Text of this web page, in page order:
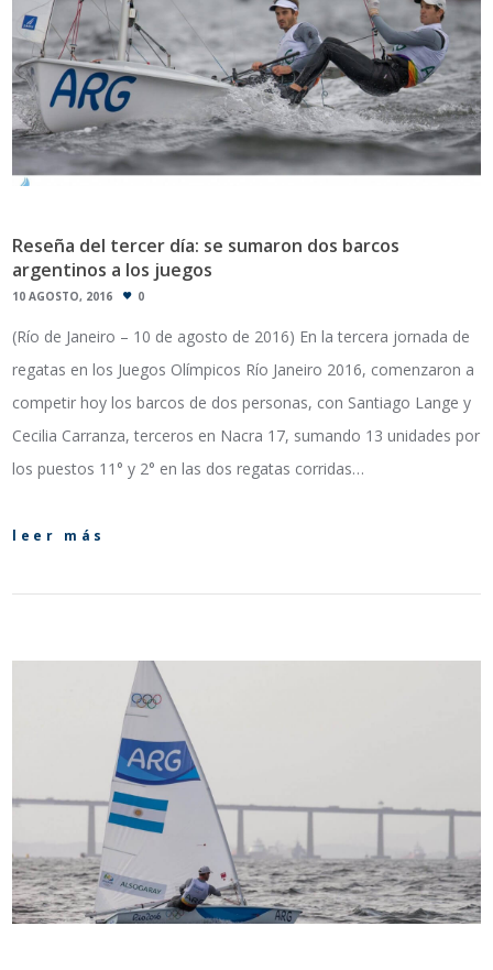
Reseña del tercer día: se sumaron dos barcos
argentinos a los juegos
10 AGOSTO, 2016 0
(Río de Janeiro – 10 de agosto de 2016) En la tercera jornada de
regatas en los Juegos Olímpicos Río Janeiro 2016, comenzaron a
competir hoy los barcos de dos personas, con Santiago Lange y
Cecilia Carranza, terceros en Nacra 17, sumando 13 unidades por
los puestos 11° y 2° en las dos regatas corridas…
leer más